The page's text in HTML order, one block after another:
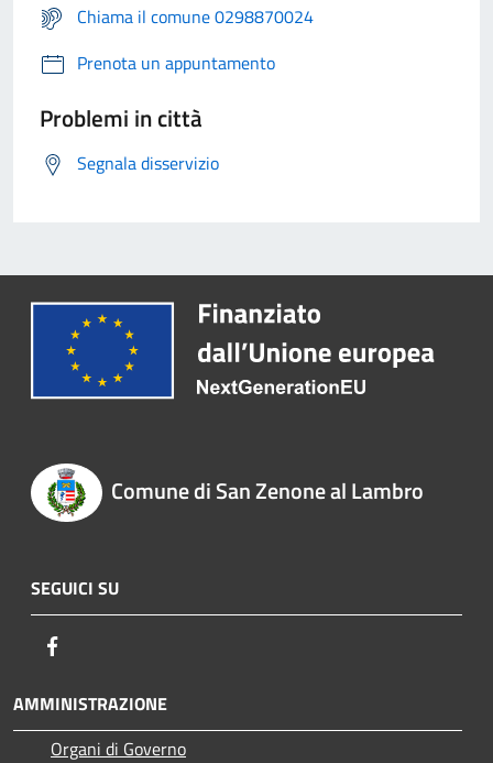
Chiama il comune 0298870024
Prenota un appuntamento
Problemi in città
Segnala disservizio
Comune di San Zenone al Lambro
SEGUICI SU
AMMINISTRAZIONE
Organi di Governo